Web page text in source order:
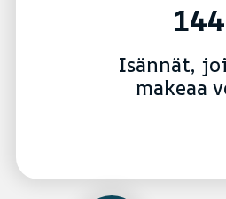
144
Isännät,
makeaa